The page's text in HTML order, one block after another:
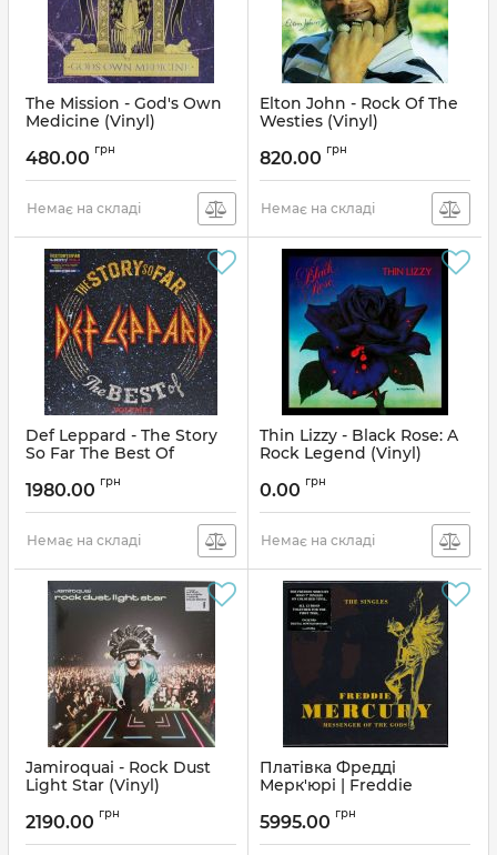
The Mission - God's Own
Medicine (Vinyl)
480.00 грн
Немає на складі
Elton John - Rock Of The
Westies (Vinyl)
820.00 грн
Немає на складі
Def Leppard - The Story
So Far The Best Of
Артикул: 136491
1980.00 грн
Немає на складі
Thin Lizzy - Black Rose: A
Rock Legend (Vinyl)
0.00 грн
Немає на складі
Jamiroquai - Rock Dust
Light Star (Vinyl)
2190.00 грн
Платівка Фредді
Мерк'юрі | Freddie
The Gods (The Singles)
5995.00 грн